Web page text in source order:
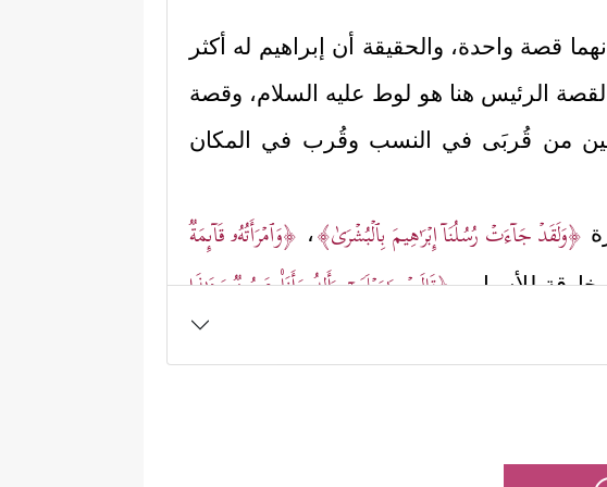
قصة واحدة، والحقيقة أن إبراهيم له أكثر
الرئيس هنا هو لوط عليه السلام، وقصة
من قُربَى في النسب وقُرب في المكان
﴿وَلَقَدۡ جَاۤءَتۡ رُسُلُنَاۤ إِبۡرَ ٰ⁠هِیمَ بِٱلۡبُشۡرَىٰ﴾، ﴿وَٱمۡرَأَتُهُۥ قَاۤىِٕمَةࣱ
للأسباب﴿قَالَتۡ یَـٰوَیۡلَتَىٰۤ ءَأَلِدُ وَأَنَا۠ عَجُوزࣱ وَهَـٰذَا